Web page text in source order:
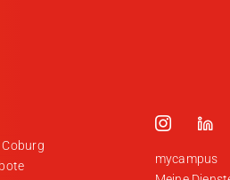
mycampus